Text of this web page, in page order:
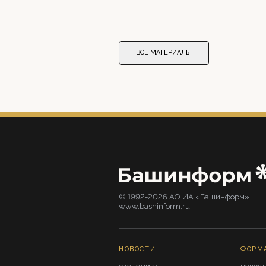
ВСЕ МАТЕРИАЛЫ
© 1992-2026 АО ИА «Башинформ».
www.bashinform.ru
НОВОСТИ